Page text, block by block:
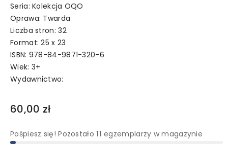
Seria: Kolekcja OQO
Oprawa: Twarda
Liczba stron: 32
Format: 25 x 23
ISBN: 978-84-9871-320-6
Wiek: 3+
Wydawnictwo:
60,00 zł
Pośpiesz się! Pozostało11egzemplarzy w magazynie